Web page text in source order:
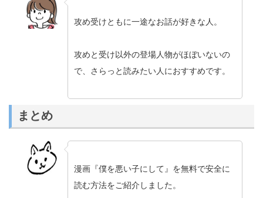
攻め受けともに一途なお話が好きな人。
攻めと受け以外の登場人物がほぼいないの
で、さらっと読みたい人におすすめです。
まとめ
漫画『僕を悪い子にして』を無料で安全に
読む方法をご紹介しました。